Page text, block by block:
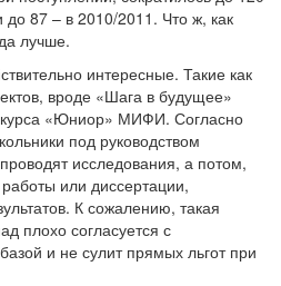
до 87 – в 2010/2011. Что ж, как
лучше.
интересные. Такие как
вроде «Шага в будущее»
«Юниор» МИФИ. Согласно
под руководством
исследования, а потом,
или диссертации,
К сожалению, такая
плохо согласуется с
и не сулит прямых льгот при